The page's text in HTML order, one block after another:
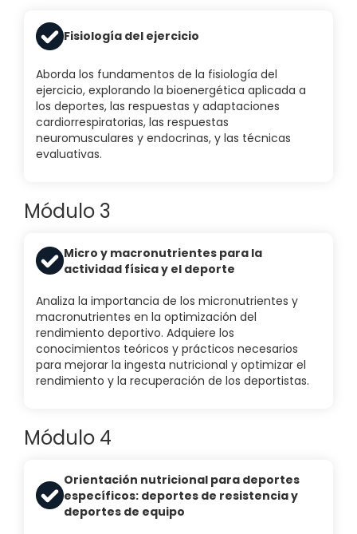
Fisiología del ejercicio
Aborda los fundamentos de la fisiología del
ejercicio, explorando la bioenergética aplicada a
los deportes, las respuestas y adaptaciones
cardiorrespiratorias, las respuestas
neuromusculares y endocrinas, y las técnicas
evaluativas.
Módulo 3
Micro y macronutrientes para la
actividad física y el deporte
Analiza la importancia de los micronutrientes y
macronutrientes en la optimización del
rendimiento deportivo. Adquiere los
conocimientos teóricos y prácticos necesarios
para mejorar la ingesta nutricional y optimizar el
rendimiento y la recuperación de los deportistas.
Módulo 4
Orientación nutricional para deportes
específicos: deportes de resistencia y
deportes de equipo